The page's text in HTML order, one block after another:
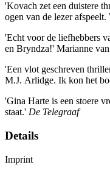
'Kovach zet een duistere
ogen van de lezer
'Echt voor de liefhebbers
en Bryndza!' Marianne
'Een vlot geschreven
M.J. Arlidge. Ik kon het
'Gina Harte is een stoere
staat.' De Telegraaf
Details
Imprint